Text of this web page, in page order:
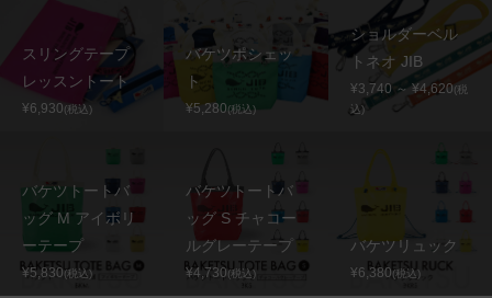
スリングテープ
レッスントート
¥6,930(税込)
バケツポシェッ
ト
¥5,280(税込)
ショルダーベル
トネオ JIB
¥3,740 ～ ¥4,620(税
込)
バケツトートバ
ッグ M アイボリ
ーテープ
¥5,830(税込)
バケツトートバ
ッグ S チャコー
ルグレーテープ
¥4,730(税込)
バケツリュック
¥6,380(税込)